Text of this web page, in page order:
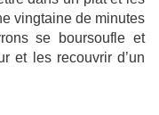
vingtaine de minutes
se boursoufle et
et les recouvrir d’un